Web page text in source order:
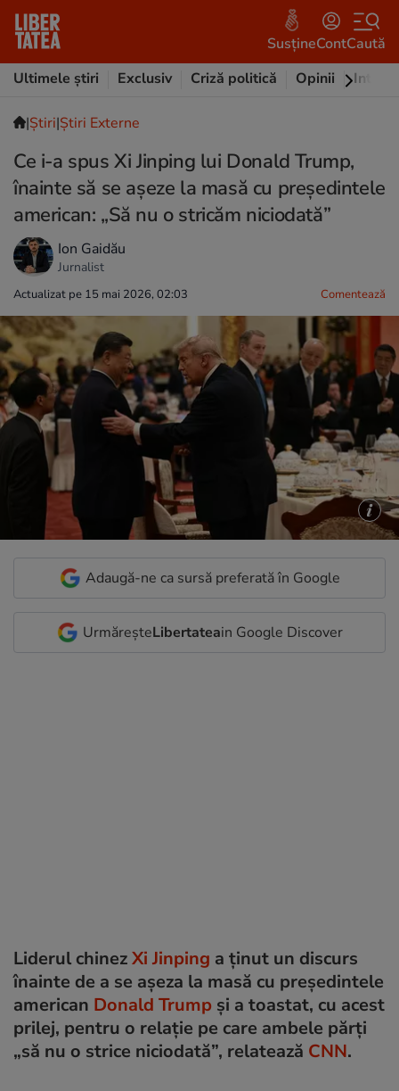
SusțineContCaută
Ultimele știri
Exclusiv Criză politică Opinii
|Ştiri|Știri Externe
Ce i-a spus Xi Jinping lui Donald Trump,
înainte să se așeze la masă cu președintele
american: „Să nu o stricăm niciodată”
Ion Gaidău
Jurnalist
Actualizat pe 15 mai 2026, 02:03 Comentează
Adaugă-ne ca sursă preferată în Google
UrmăreșteLibertateain Google Discover
Liderul chinezXi Jinping a ținut un discurs
înainte de a se așeza la masă cu președintele
american Donald Trump și a toastat, cu acest
prilej, pentru o relație pe care ambele părți
„să nu o strice niciodată”, relatează CNN.